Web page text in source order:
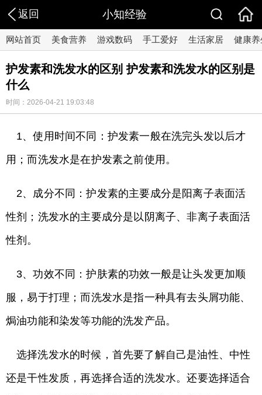
返回 小知经验
网站首页 美食营养 游戏数码 手工爱好 生活家居 健康养
护发素和洗发水的区别 护发素和洗发水的区别是
什么
时间：2026-04-21 19:03:48
1、使用时间不同：护发素一般在洗完头发以后才
用；而洗发水是在护发素之前使用。
2、成分不同：护发素的主要成分是阳离子表面活
性剂；洗发水的主要成分是以阴离子、非离子表面活
性剂。
3、功效不同：护肤素的功效一般是让头发更加顺
服，易于打理；而洗发水是指一种具有去头屑功能、
焗油功能和染发等功能的洗发产品。
选择洗发水的时候，首先要了解自己是油性、中性
还是干性发质，再选择合适的洗发水。还要选择适合